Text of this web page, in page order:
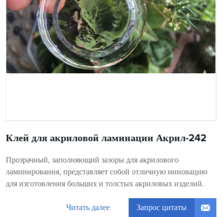
Клей для акриловой ламинации Акрил-242
Прозрачный, заполняющий зазоры для акрилового
ламинирования, представляет собой отличную инновацию
для изготовления больших и толстых акриловых изделий.
Читать далее Запрос цитаты